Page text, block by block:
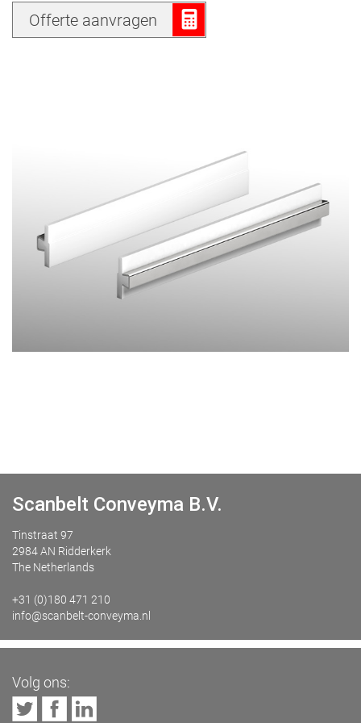
Offerte aanvragen
Scanbelt Conveyma B.V.
Tinstraat 97
2984 AN Ridderkerk
The Netherlands
+31 (0)180 471 210
info@scanbelt-conveyma.nl
Volg ons: